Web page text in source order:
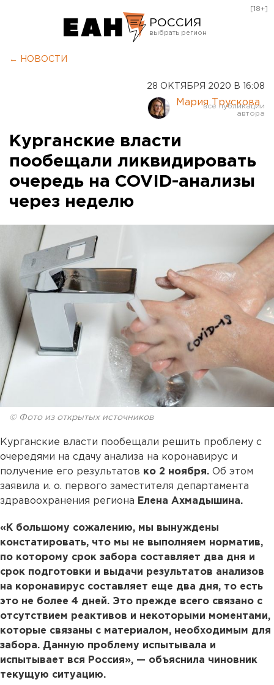
РОССИЯ
Курган
Оренбург
[18+]
← НОВОСТИ
28 ОКТЯБРЯ 2020 В 16:08
Мария Трускова
Курганские власти
пообещали ликвидировать
очередь на COVID-анализы
через неделю
© Фото из открытых источников
Курганские власти пообещали решить проблему с
очередями на сдачу анализа на коронавирус и
получение его результатов ко 2 ноября. Об этом
заявила и. о. первого заместителя департамента
здравоохранения региона Елена Ахмадышина.
«К большому сожалению, мы вынуждены
констатировать, что мы не выполняем норматив,
по которому срок забора составляет два дня и
срок подготовки и выдачи результатов анализов
на коронавирус составляет еще два дня, то есть
это не более 4 дней. Это прежде всего связано с
отсутствием реактивов и некоторыми моментами,
которые связаны с материалом, необходимым для
забора. Данную проблему испытывала и
испытывает вся Россия», — объяснила чиновник
текущую ситуацию.